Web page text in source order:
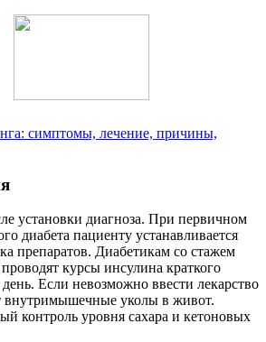
симптомы, лечение, причины,
установки диагноза. При первичном
диабета пациенту устанавливается
препаратов. Диабетикам со стажем
курсы инсулина краткого
Если невозможно ввести лекарство
внутримышечные уколы в живот.
контроль уровня сахара и кетоновых